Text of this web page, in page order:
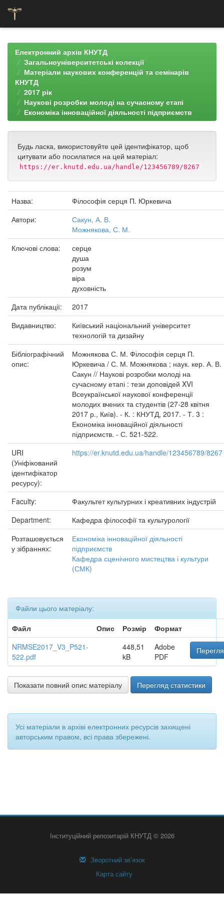
navigationЕлектронний архів КНУТД
Загальноуніверситетські колекції
Матеріали наукових конференцій та семінарів
КНУТД
2017 рік
Наукові розробки молоді на сучасному етапі
Економіка інноваційної діяльності підприємств
Будь ласка, використовуйте цей ідентифікатор, щоб
цитувати або посилатися на цей матеріал:
https://er.knutd.edu.ua/handle/123456789/8267
Назва:
Філософія серця П. Юркевича
Автори:
Сакун, А. В.
Можнякова, С. М.
Ключові слова:
серце
душа
розум
віра
духовність
Дата публікації:
2017
Видавництво:
Київський національний університет
технологій та дизайну
Бібліографічний
опис:
Можнякова С. М. Філософія серця П.
Юркевича / С. М. Можнякова ; наук. кер. А. В.
Сакун // Наукові розробки молоді на
сучасному етапі : тези доповідей XVI
Всеукраїнської наукової конференції
молодих вчених та студентів (27-28 квітня
2017 р., Київ). - К. : КНУТД, 2017. - Т. 3 :
Економіка інноваційної діяльності
підприємств. - С. 521-522.
URI
(Уніфікований
ідентифікатор
ресурсу):
https://er.knutd.edu.ua/handle/123456789/8267
Faculty:
Факультет культурних і креативних індустрій
Department:
Кафедра філософії та культурології
Розташовується
у зібраннях:
Економіка інноваційної діяльності
підприємств
Кафедра сценічного мистецтва і культури
(СМК)
Файли цього матеріалу:
Файл
Опис Розмір
Формат
NRMSE2017_V3_P521-
522.pdf
448,51
kB
Adobe
PDF
Показати повний опис матеріалу Перегляд статистики
Усі матеріали в архіві електронних ресурсів захищені
авторським правом, всі права збережені.
Інституційний репозитарій КНУТД © 2026
Зворотний зв’язок
Карта сайту